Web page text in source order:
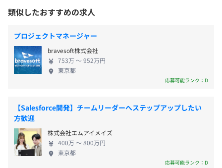
など、ご自身の希望とすり合わせながらキャリアを形成し
相談の上、ご希望のマシンを支給いたします。
プロジェクトごとに選択
■東京メトロ「新御茶ノ水駅」より徒歩6分
■都営地下鉄「小川町駅」より徒歩5分
■JR「御茶ノ水駅」より徒歩7分
■完全週休2日制（土日）
■祝日
■年末年始休暇
■夏季休暇
■産休・育休・介護休（実績あり）
■通勤手当（実費にて支給）
ンサル部隊と一緒にプロジェクトに参画していただ
きます。大手コンサルティングファーム出身者だけで
なく、ベンチャー出身者やSI出身者などさまざまな
バックグラウンドを持つコンサルタントとともに働
ける環境です。ITコンサルの技術やノウハウを現場で
直接学べるので、ITコンサルタントとしてのキャリア
を築くこともできます。 ◆スペシャリストとして活
といった上流から、業務構築・改善／システム導
入・運用といった下流までの一気通貫したサービス
を提供しており、幅広いフェーズで活躍していただ
けます。クライアントとの距離が近い環境で、需要が
高く専門的なソリューション経験を積み上げられる
点も魅力です。スペシャリストとして技術を磨き、市
類似したおすすめの求人
プロジェクトマネージャー
bravesoft株式会社
753万 〜 952万円
東京都
応募可能ランク：D
【Salesforce開発】チームリーダーへステップアップしたい
方歓迎
株式会社エムアイメイズ
400万 〜 800万円
東京都
応募可能ランク：D